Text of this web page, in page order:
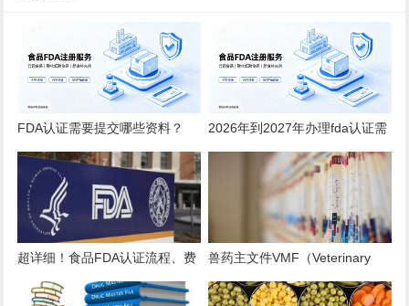
FDA认证需要提交哪些资料？
2026全品类详细清单
2026年到2027年办理fda认证需
要多少钱？
超详细！食品FDA认证流程、费
用、时效、误区解析
兽药主文件VMF（Veterinary
Master Files）注册办理指南